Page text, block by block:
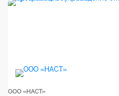
ООО «НАСТ»